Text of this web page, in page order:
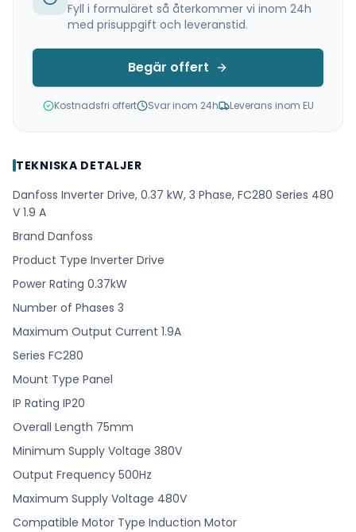
Fyll i formuläret så återkommer vi inom 24h
med prisuppgift och leveranstid.
Begär offert
Kostnadsfri offert Svar inom 24h Leverans inom EU
TEKNISKA DETALJER
Danfoss Inverter Drive, 0.37 kW, 3 Phase, FC280 Series 480
V 1.9 A
Brand Danfoss
Product Type Inverter Drive
Power Rating 0.37kW
Number of Phases 3
Maximum Output Current 1.9A
Series FC280
Mount Type Panel
IP Rating IP20
Overall Length 75mm
Minimum Supply Voltage 380V
Output Frequency 500Hz
Maximum Supply Voltage 480V
Compatible Motor Type Induction Motor